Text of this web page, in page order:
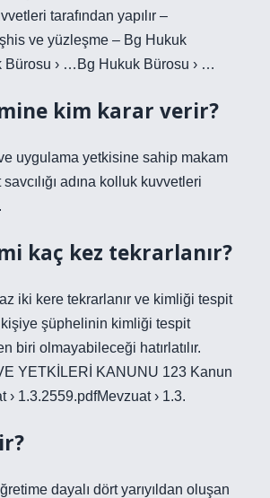
tarafından yapılır –
ve yüzleşme – Bg Hukuk
Bürosu › …Bg Hukuk Bürosu › …
kim karar verir?
uygulama yetkisine sahip makam
adına kolluk kuvvetleri
kaç kez tekrarlanır?
iki kere tekrarlanır ve kimliği tespit
şüphelinin kimliği tespit
biri olmayabileceği hatırlatılır.
YETKİLERİ KANUNU 123 Kanun
› 1.3.2559.pdfMevzuat › 1.3.
dayalı dört yarıyıldan oluşan